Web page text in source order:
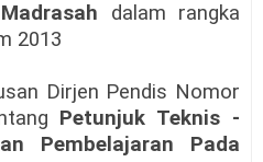
dalam rangka
2013
Dirjen Pendis Nomor
Petunjuk Teknis -
Pembelajaran Pada